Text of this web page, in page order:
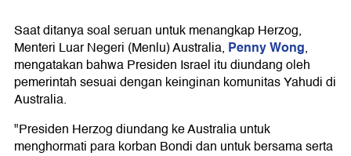
Saat ditanya soal seruan untuk menangkap Herzog,
Menteri Luar Negeri (Menlu) Australia, Penny Wong,
mengatakan bahwa Presiden Israel itu diundang oleh
pemerintah sesuai dengan keinginan komunitas Yahudi di
Australia.
"Presiden Herzog diundang ke Australia untuk
menghormati para korban Bondi dan untuk bersama serta